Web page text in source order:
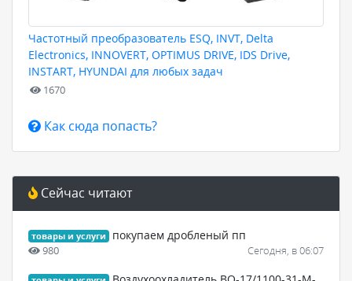
Частотный преобразователь ESQ, INVT, Delta
Electronics, INNOVERT, OPTIMUS DRIVE, IDS Drive,
INSTART, HYUNDAI для любых задач
1670
Как сюда попасть?
Сейчас читают
товары и услуги покупаем дробленый пп
980 Сегодня, в 06:07